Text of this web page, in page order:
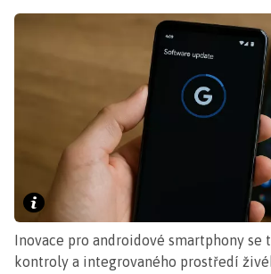
Inovace pro androidové smartphony se
kontroly a integrovaného prostředí